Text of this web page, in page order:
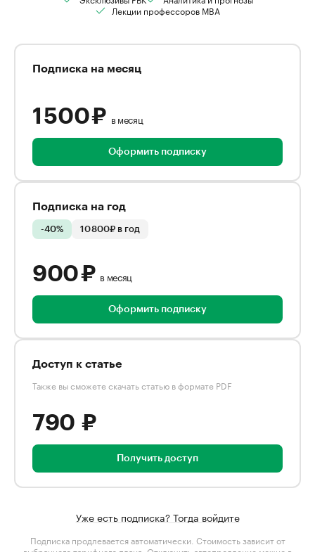
Лекции профессоров MBA
Подписка на месяц
1 500 ₽ в месяц
Оформить подписку
Подписка на год
-40% 10 800₽ в год
900 ₽ в месяц
Оформить подписку
Доступ к статье
Также вы сможете скачать статью в формате PDF
790 ₽
Получить доступ
Уже есть подписка? Тогда войдите
Подписка продлевается автоматически. Стоимость зависит от